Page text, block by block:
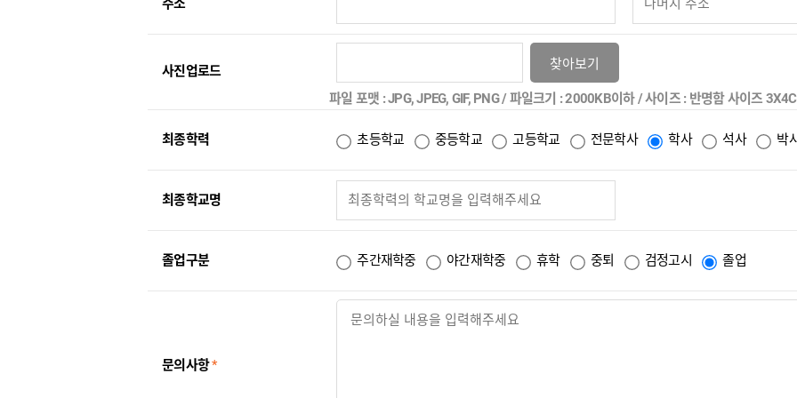
주소
사진업로드
파일 포맷 : JPG, JPEG, GIF, PNG / 파일크기 : 2000KB이하 / 사이즈 : 반명함 사이즈
최종학력 초등학교 중등학교 고등학교 전문학사 학사 석사 박
최종학교명
졸업구분 주간재학중 야간재학중 휴학 중퇴 검정고시 졸업
문의사항*